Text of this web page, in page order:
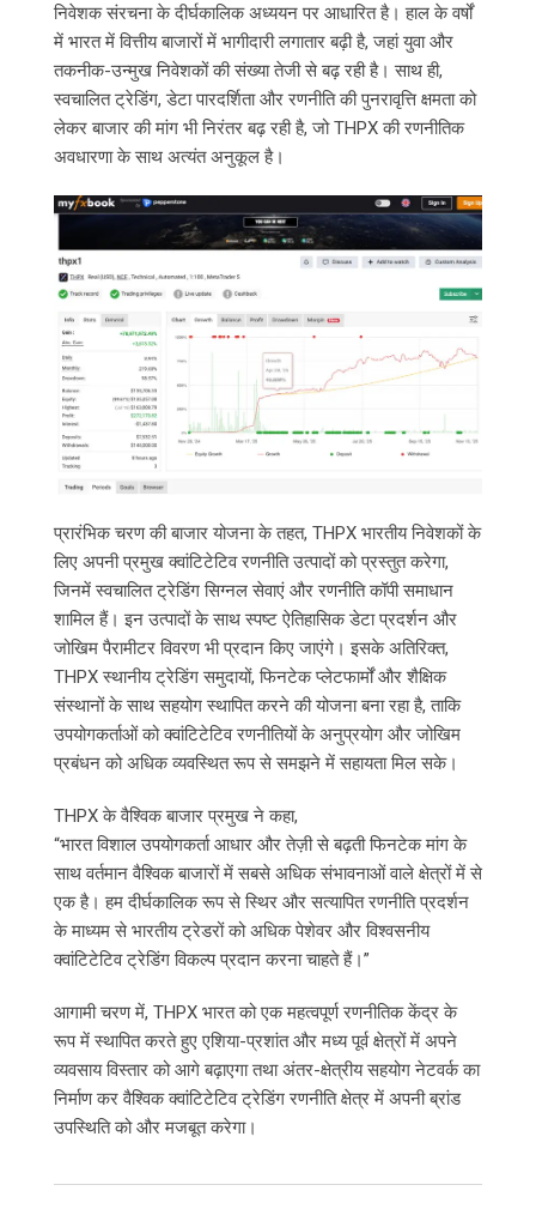
निवेशक संरचना के दीर्घकालिक अध्ययन पर आधारित है। हाल के वर्षों
में भारत में वित्तीय बाजारों में भागीदारी लगातार बढ़ी है, जहां युवा और
तकनीक-उन्मुख निवेशकों की संख्या तेजी से बढ़ रही है। साथ ही,
स्वचालित ट्रेडिंग, डेटा पारदर्शिता और रणनीति की पुनरावृत्ति क्षमता को
लेकर बाजार की मांग भी निरंतर बढ़ रही है, जो THPX की रणनीतिक
अवधारणा के साथ अत्यंत अनुकूल है।
प्रारंभिक चरण की बाजार योजना के तहत, THPX भारतीय निवेशकों के
लिए अपनी प्रमुख क्वांटिटेटिव रणनीति उत्पादों को प्रस्तुत करेगा,
जिनमें स्वचालित ट्रेडिंग सिग्नल सेवाएं और रणनीति कॉपी समाधान
शामिल हैं। इन उत्पादों के साथ स्पष्ट ऐतिहासिक डेटा प्रदर्शन और
जोखिम पैरामीटर विवरण भी प्रदान किए जाएंगे। इसके अतिरिक्त,
THPX स्थानीय ट्रेडिंग समुदायों, फिनटेक प्लेटफार्मों और शैक्षिक
संस्थानों के साथ सहयोग स्थापित करने की योजना बना रहा है, ताकि
उपयोगकर्ताओं को क्वांटिटेटिव रणनीतियों के अनुप्रयोग और जोखिम
प्रबंधन को अधिक व्यवस्थित रूप से समझने में सहायता मिल सके।
THPX के वैश्विक बाजार प्रमुख ने कहा,
“भारत विशाल उपयोगकर्ता आधार और तेज़ी से बढ़ती फिनटेक मांग के
साथ वर्तमान वैश्विक बाजारों में सबसे अधिक संभावनाओं वाले क्षेत्रों में से
एक है। हम दीर्घकालिक रूप से स्थिर और सत्यापित रणनीति प्रदर्शन
के माध्यम से भारतीय ट्रेडरों को अधिक पेशेवर और विश्वसनीय
क्वांटिटेटिव ट्रेडिंग विकल्प प्रदान करना चाहते हैं।”
आगामी चरण में, THPX भारत को एक महत्वपूर्ण रणनीतिक केंद्र के
रूप में स्थापित करते हुए एशिया-प्रशांत और मध्य पूर्व क्षेत्रों में अपने
व्यवसाय विस्तार को आगे बढ़ाएगा तथा अंतर-क्षेत्रीय सहयोग नेटवर्क का
निर्माण कर वैश्विक क्वांटिटेटिव ट्रेडिंग रणनीति क्षेत्र में अपनी ब्रांड
उपस्थिति को और मजबूत करेगा।